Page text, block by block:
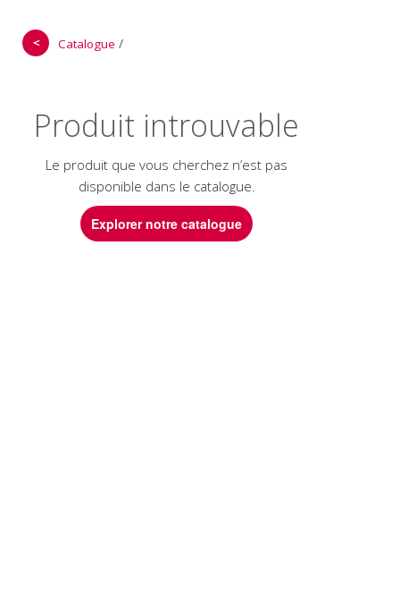
＜ Catalogue /
Produit introuvable
Le produit que vous cherchez n’est pas
disponible dans le catalogue.
Explorer notre catalogue